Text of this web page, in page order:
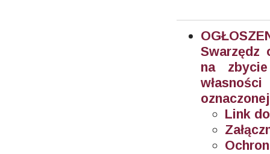
Swarzędz
na
Link